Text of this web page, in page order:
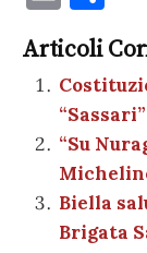
c
e
b
o
o
k
te
r
m
ai
l
n
di
vi
di
Articoli
“Sassari”
“Su
Biella
Brigata